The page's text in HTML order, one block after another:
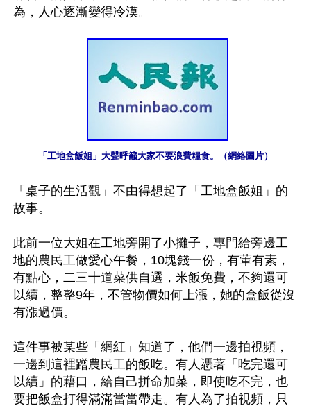
為，人心逐漸變得冷漠。
「工地盒飯姐」大聲呼籲大家不要浪費糧食。（網絡圖片）
「桌子的生活觀」不由得想起了「工地盒飯姐」的
故事。
此前一位大姐在工地旁開了小攤子，專門給旁邊工
地的農民工做愛心午餐，10塊錢一份，有葷有素，
有點心，二三十道菜供自選，米飯免費，不夠還可
以續，整整9年，不管物價如何上漲，她的盒飯從沒
有漲過價。
這件事被某些「網紅」知道了，他們一邊拍視頻，
一邊到這裡蹭農民工的飯吃。有人憑著「吃完還可
以續」的藉口，給自己拼命加菜，即使吃不完，也
要把飯盒打得滿滿當當帶走。有人為了拍視頻，只